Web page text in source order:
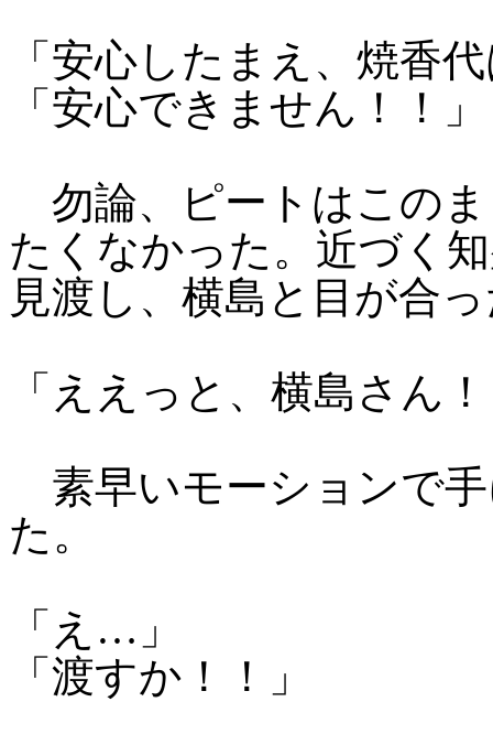
「安心したまえ、焼香
「安心できません！！」
勿論、ピートはこの
たくなかった。近づく
見渡し、横島と目が合
「ええっと、横島さん
素早いモーションで
た。
「え…」
「渡すか！！」